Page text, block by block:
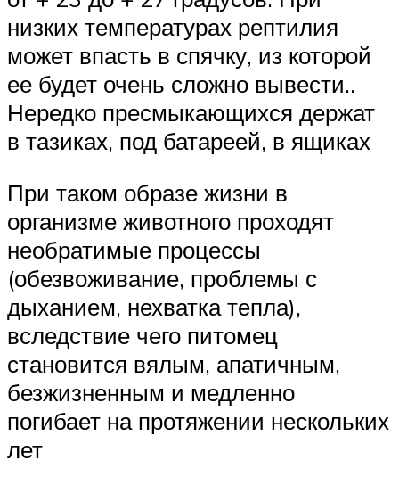
низких температурах рептилия
может впасть в спячку, из которой
ее будет очень сложно вывести..
Нередко пресмыкающихся держат
в тазиках, под батареей, в ящиках
При таком образе жизни в
организме животного проходят
необратимые процессы
(обезвоживание, проблемы с
дыханием, нехватка тепла),
вследствие чего питомец
становится вялым, апатичным,
безжизненным и медленно
погибает на протяжении нескольких
лет